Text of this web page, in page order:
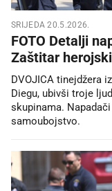
SRIJEDA 20.5.2026.
FOTO Detalji
Zaštitar
DVOJICA tinejdžera
Diegu, ubivši troje
skupinama.
samoubojstvo.